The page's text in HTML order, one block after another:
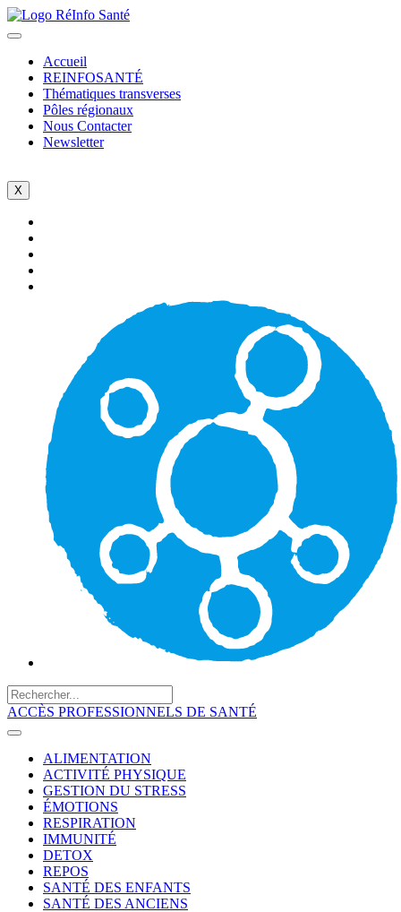
Accueil
REINFOSANTÉ
Thématiques transverses
Pôles régionaux
Nous Contacter
Newsletter
X
ACCÈS PROFESSIONNELS DE SANTÉ
ALIMENTATION
ACTIVITÉ PHYSIQUE
GESTION DU STRESS
ÉMOTIONS
RESPIRATION
IMMUNITÉ
DETOX
REPOS
SANTÉ DES ENFANTS
SANTÉ DES ANCIENS